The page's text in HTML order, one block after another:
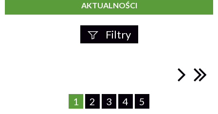
AKTUALNOŚCI
Filtry
Data publikacji
1 2 3 4 5